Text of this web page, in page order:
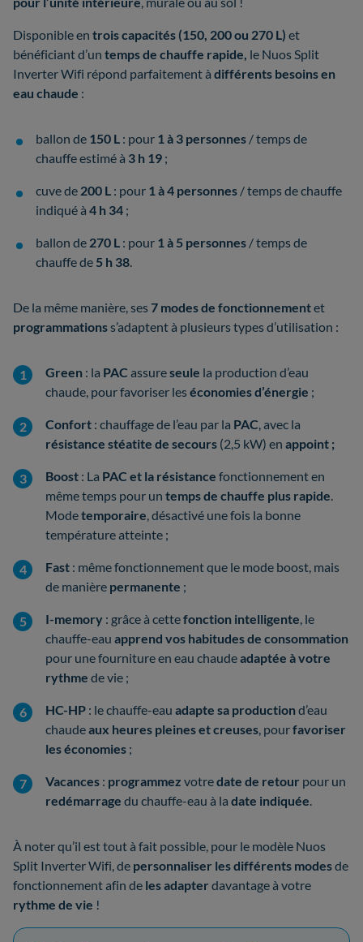
Disponible en trois capacités (150, 200 ou 270 L) et
bénéficiant d’un temps de chauffe rapide, le Nuos Split
Inverter Wifi répond parfaitement à différents besoins en
eau chaude :
ballon de 150 L : pour 1 à 3 personnes / temps de
chauffe estimé à 3 h 19 ;
cuve de 200 L : pour 1 à 4 personnes / temps de chauffe
indiqué à 4 h 34 ;
ballon de 270 L : pour 1 à 5 personnes / temps de
chauffe de 5 h 38.
De la même manière, ses7 modes de fonctionnementet
programmationss’adaptent à plusieurs types d’utilisation :
Green : la PAC assureseule la production d’eau
chaude, pour favoriser leséconomies d’énergie ;
Confort : chauffage de l’eau par la PAC, avec la
résistance stéatite de secours (2,5 kW) en appoint ;
Boost : La PAC et la résistance fonctionnement en
même temps pour un temps de chauffe plus rapide.
Modetemporaire, désactivé une fois la bonne
température atteinte ;
Fast : même fonctionnement que le mode boost, mais
de manière permanente ;
I-memory : grâce à cettefonction intelligente, le
chauffe-eau apprend vos habitudes de consommation
pour une fourniture en eau chaudeadaptée à votre
rythme de vie ;
HC-HP : le chauffe-eau adapte sa productiond’eau
chaudeaux heures pleines et creuses, pourfavoriser
les économies ;
Vacances : programmez votredate de retour pour un
redémarrage du chauffe-eau à la date indiquée.
À noter qu’il est tout à fait possible, pour le modèle Nuos
Split Inverter Wifi, de personnaliser les différents modesde
fonctionnement afin de les adapter davantage à votre
rythme de vie !